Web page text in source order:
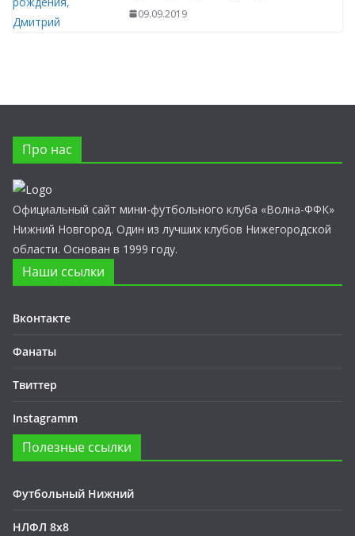
09.09.2019
Про нас
Официальный сайт мини-футбольного клуба «Волна-ФФК»
Нижний Новгород. Один из лучших клубов Нижегородской
области. Основан в 1999 году.
Наши ссылки
Вконтакте
Фанаты
Твиттер
Instagramm
Полезные ссылки
Футбольный Нижний
НЛФЛ 8х8